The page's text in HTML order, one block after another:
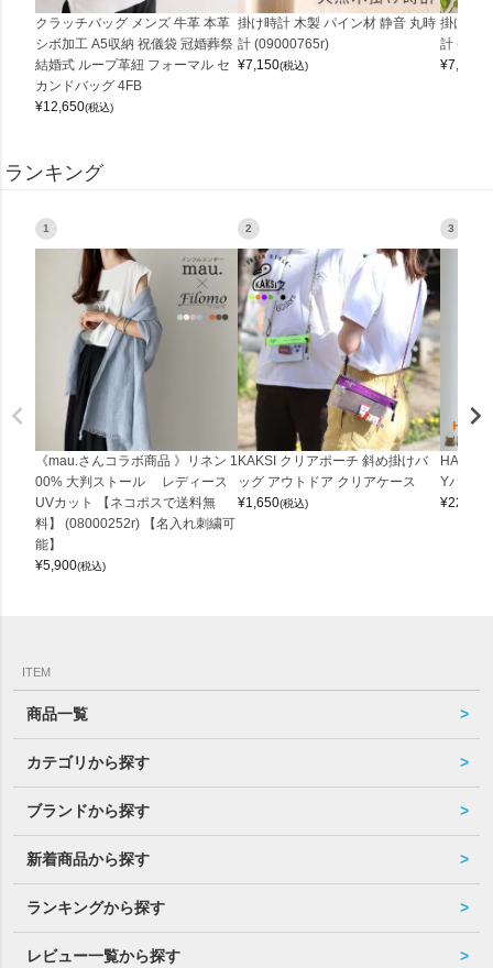
クラッチバッグ メンズ 牛革 本革
シボ加工 A5収納 祝儀袋 冠婚葬祭
結婚式 ループ革紐 フォーマル セ
カンドバッグ 4FB
¥12,650(税込)
掛け時計 木製 パイン材 静音 丸時
計 (09000765r)
¥7,150(税込)
掛け時
計
¥7,150
ランキング
1
《mau.さんコラボ商品 》リネン 1
00% 大判ストール レディース
UVカット 【ネコポスで送料無
料】 (08000252r) 【名入れ刺繍可
能】
¥5,900(税込)
2
KAKSI クリアポーチ 斜め掛けバ
ッグ アウトドア クリアケース
¥1,650(税込)
3
Yバッグ
¥22,000
ITEM
商品一覧
カテゴリから探す
ブランドから探す
新着商品から探す
ランキングから探す
レビュー一覧から探す